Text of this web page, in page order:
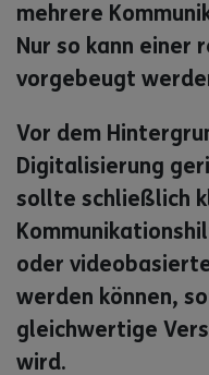
mehrere
Nur so kann einer
vorgebeugt
Vor dem
Digitalisierung
sollte schließlich
oder
werden können,
gleichwertige
wird.